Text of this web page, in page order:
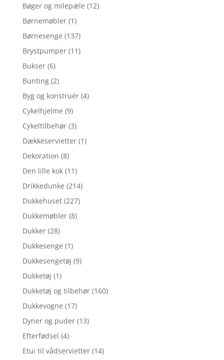
Bøger og milepæle (12)
Børnemøbler (1)
Børnesenge (137)
Brystpumper (11)
Bukser (6)
Bunting (2)
Byg og konstruér (4)
Cykelhjelme (9)
Cykeltilbehør (3)
Dækkeservietter (1)
Dekoration (8)
Den lille kok (11)
Drikkedunke (214)
Dukkehuset (227)
Dukkemøbler (8)
Dukker (28)
Dukkesenge (1)
Dukkesengetøj (9)
Dukketøj (1)
Dukketøj og tilbehør (160)
Dukkevogne (17)
Dyner og puder (13)
Efterfødsel (4)
Etui til vådservietter (14)